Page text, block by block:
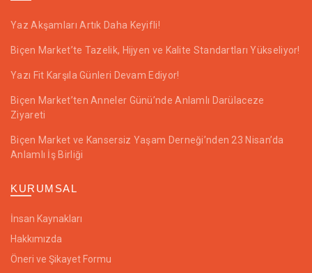
Yaz Akşamları Artık Daha Keyifli!
Biçen Market’te Tazelik, Hijyen ve Kalite Standartları Yükseliyor!
Yazı Fit Karşıla Günleri Devam Ediyor!
Biçen Market’ten Anneler Günü’nde Anlamlı Darülaceze
Ziyareti
Biçen Market ve Kansersiz Yaşam Derneği’nden 23 Nisan’da
Anlamlı İş Birliği
KURUMSAL
İnsan Kaynakları
Hakkımızda
Öneri ve Şikayet Formu